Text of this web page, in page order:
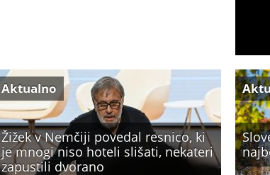
Žižek v Nemčiji povedal resnico, ki
je mnogi niso hoteli slišati, nekateri
zapustili dvorano
Aktualno